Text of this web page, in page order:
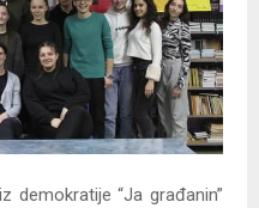
demokratije “Ja građanin”